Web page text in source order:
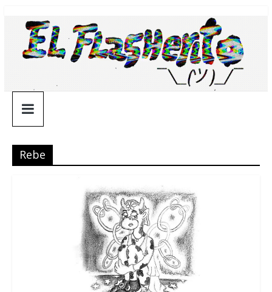
contenido
¯\_(ツ)_/
¯
Rebe